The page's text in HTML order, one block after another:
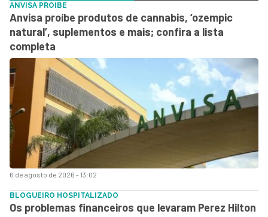
6 de agosto de 2026 - 13:02
ANVISA PROIBE
Anvisa proíbe produtos de cannabis, ‘ozempic
natural’, suplementos e mais; confira a lista
completa
BLOGUEIRO HOSPITALIZADO
Os problemas financeiros que levaram Perez Hilton